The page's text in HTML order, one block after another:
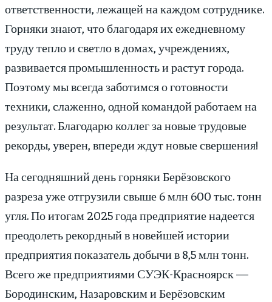
ответственности, лежащей на каждом сотруднике.
Горняки знают, что благодаря их ежедневному
труду тепло и светло в домах, учреждениях,
развивается промышленность и растут города.
Поэтому мы всегда заботимся о готовности
техники, слаженно, одной командой работаем на
результат. Благодарю коллег за новые трудовые
рекорды, уверен, впереди ждут новые свершения!
На сегодняшний день горняки Берёзовского
разреза уже отгрузили свыше 6 млн 600 тыс. тонн
угля. По итогам 2025 года предприятие надеется
преодолеть рекордный в новейшей истории
предприятия показатель добычи в 8,5 млн тонн.
Всего же предприятиями СУЭК-Красноярск —
Бородинским, Назаровским и Берёзовским